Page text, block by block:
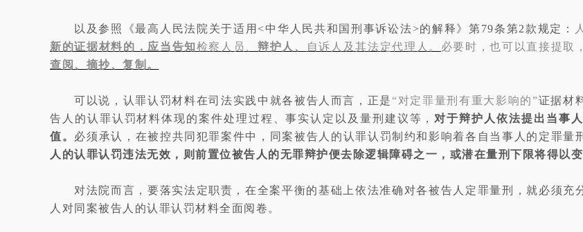
以及参照《最高人民法院关于适用<中华人民共和国刑事诉讼法>的解释》第79条第2款规定：
新的证据材料的，应当告知检察人员、辩护人、 自诉人及其法定代理人。 必要时，也可以直接提取，
查阅、摘抄、复制。
可以说，认罪认罚材料在司法实践中就各被告人而言，正是 “对定罪量刑有重大影响的”证据材
告人的认罪认罚材料体现的案件处理过程、事实认定以及量刑建议等， 对于辩护人依法提出当事
值。 必须承认，在被控共同犯罪案件中，同案被告人的认罪认罚制约和影响着各自当事人的定罪量
人的认罪认罚违法无效，则前置位被告人的无罪辩护便去除逻辑障碍之一，或潜在量刑下限将得以变
对法院而言，要落实法定职责，在全案平衡的基础上依法准确对各被告人定罪量刑，就必须
人对同案被告人的认罪认罚材料全面阅卷。